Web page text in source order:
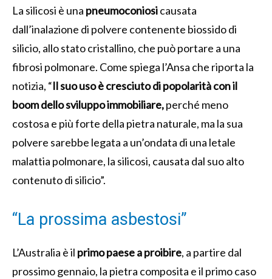
La silicosi è una pneumoconiosicausata
dall’inalazione di polvere contenente biossido di
silicio, allo stato cristallino, che può portare a una
fibrosi polmonare. Come spiega l’Ansa che riporta la
notizia, “Il suo uso è cresciuto di popolarità con il
boom dello sviluppo immobiliare,perché meno
costosa e più forte della pietra naturale, ma la sua
polvere sarebbe legata a un’ondata di una letale
malattia polmonare, la silicosi, causata dal suo alto
contenuto di silicio”.
“La prossima asbestosi”
L’Australia è il primo paese a proibire, a partire dal
prossimo gennaio, la pietra composita e il primo caso